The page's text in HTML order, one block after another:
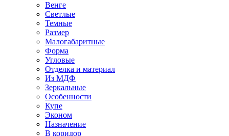
Венге
Светлые
Темные
Размер
Малогабаритные
Форма
Угловые
Отделка и материал
Из МДФ
Зеркальные
Особенности
Купе
Эконом
Назначение
В коридор